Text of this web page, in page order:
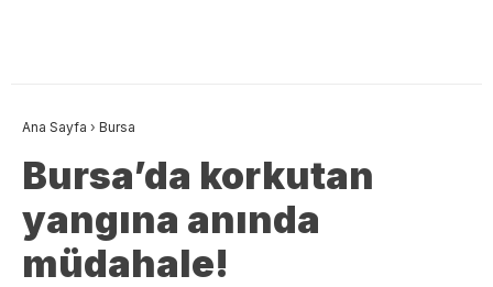
Ana Sayfa › Bursa
Bursa’da korkutan
yangına anında
müdahale!